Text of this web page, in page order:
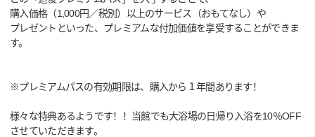
購入価格（1,000円／税別）以上のサービス（おもてなし）や
プレゼントといった、プレミアムな付加価値を享受することができま
す。
※プレミアムパスの有効期限は、購入から１年間あります！
様々な特典あるようです！！当館でも大浴場の日帰り入浴を10％OFF
させていただきます。